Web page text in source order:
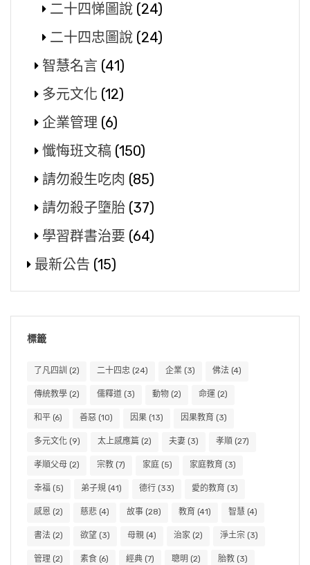
二十四悌圖說 (24)
二十四忠圖說 (24)
智慧名言 (41)
多元文化 (12)
企業管理 (6)
懺悔班文稿 (150)
請勿殺生吃肉 (85)
請勿殺子墮胎 (37)
學習群書治要 (64)
最新公告 (15)
標籤
了凡四訓 (2) 二十四忠 (24) 企業 (3) 佛法 (4)
傳統教學 (2) 儒釋道 (3) 動物 (2) 命運 (2)
和平 (6) 善惡 (10) 因果 (13) 因果教育 (3)
多元文化 (9) 太上感應篇 (2) 夫妻 (3) 孝順 (27)
孝順父母 (2) 宗教 (7) 家庭 (5) 家庭教育 (3)
幸福 (5) 弟子規 (41) 德行 (33) 愛的教育 (3)
感恩 (2) 慈悲 (4) 故事 (28) 教育 (41) 智慧 (4)
書法 (2) 欲望 (3) 母親 (4) 治家 (2) 淨土宗 (3)
管理 (2) 素食 (6) 經典 (7) 聰明 (2) 胎教 (3)